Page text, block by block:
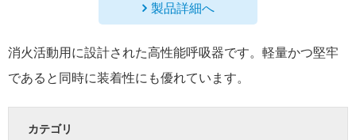
製品詳細へ
消火活動用に設計された高性能呼吸器です。軽量かつ堅牢
であると同時に装着性にも優れています。
カテゴリ